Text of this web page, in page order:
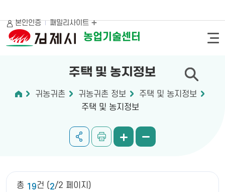
농업기술센터
본인인증 패밀리사이트
주택 및 농지정보
귀농귀촌 귀농귀촌 정보
주택 및 농지정보
주택 및 농지정보
총 19건 (2/2 페이지)